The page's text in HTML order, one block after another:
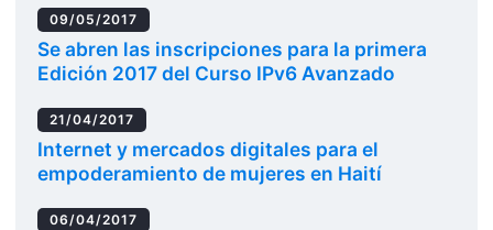
09/05/2017
Se abren las inscripciones para la primera
Edición 2017 del Curso IPv6 Avanzado
21/04/2017
Internet y mercados digitales para el
empoderamiento de mujeres en Haití
06/04/2017